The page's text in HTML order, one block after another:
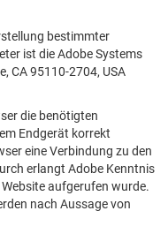
bestimmter
ist die Adobe Systems
CA 95110-2704, USA
die benötigten
Endgerät korrekt
eine Verbindung zu den
erlangt Adobe Kenntnis
aufgerufen wurde.
nach Aussage von